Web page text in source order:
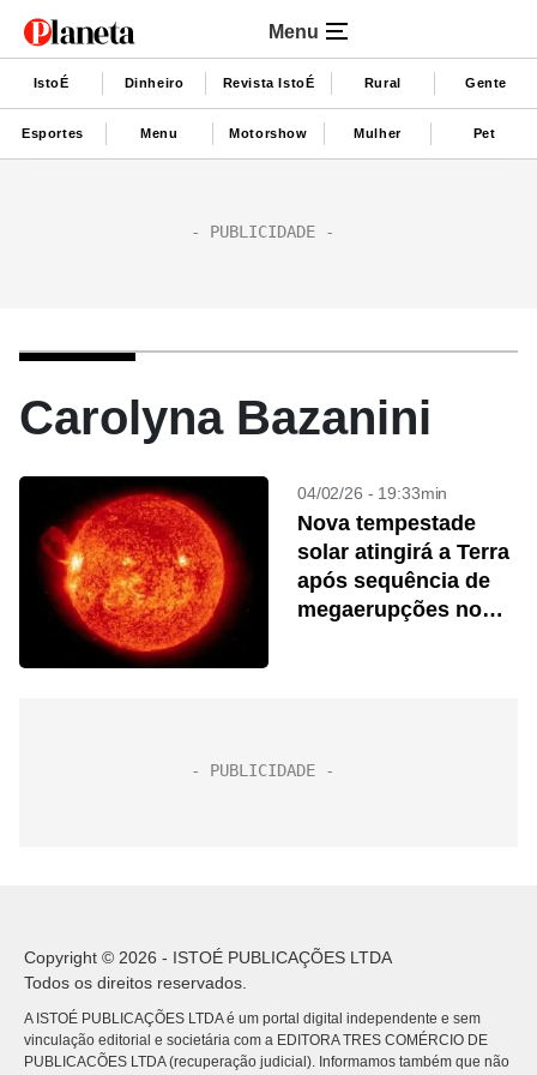
Menu
IstoÉ Dinheiro Revista IstoÉ Rural Gente
Esportes Menu Motorshow Mulher Pet
Carolyna Bazanini
04/02/26 - 19:33min
Nova tempestade
solar atingirá a Terra
após sequência de
megaerupções no
Copyright © 2026 - ISTOÉ PUBLICAÇÕES LTDA
Todos os direitos reservados.
A ISTOÉ PUBLICAÇÕES LTDA é um portal digital independente e sem
vinculação editorial e societária com a EDITORA TRES COMÉRCIO DE
PUBLICACÕES LTDA (recuperação judicial). Informamos também que não